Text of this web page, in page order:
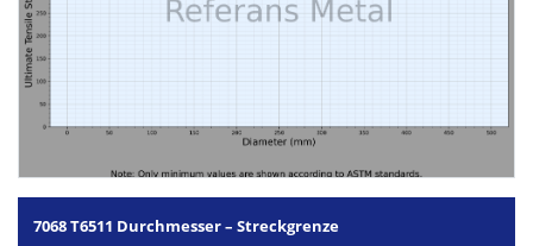
7068 T6511 Durchmesser – Streckgrenze